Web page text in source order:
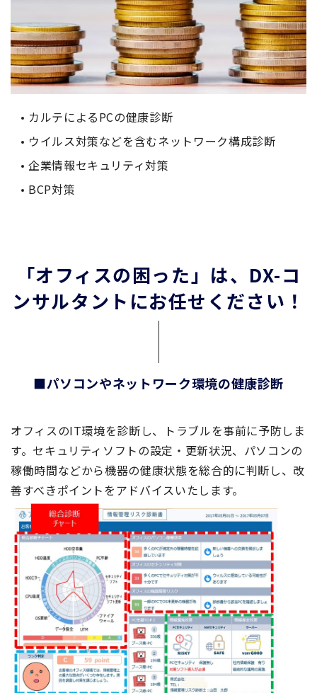
カルテによるPCの健康診断
ウイルス対策などを含むネットワーク構成診断
企業情報セキュリティ対策
BCP対策
「オフィスの困った」は、DX-コ
ンサルタントにお任せください！
■パソコンやネットワーク環境の健康診断
オフィスのIT環境を診断し、トラブルを事前に予防しま
す。セキュリティソフトの設定・更新状況、パソコンの
稼働時間などから機器の健康状態を総合的に判断し、改
善すべきポイントをアドバイスいたします。